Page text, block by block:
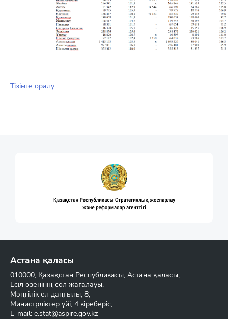
Тізімге оралу
Астана қаласы
010000, Қазақстан Республикасы, Астана қаласы,
Есіл өзенінің сол жағалауы,
Мәңгілік ел даңғылы, 8,
Министрліктер үйі, 4 кіреберіс,
E-mail: e.stat@aspire.gov.kz